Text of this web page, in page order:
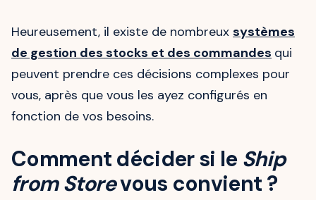
Heureusement, il existe de nombreux systèmes
de gestion des stocks et des commandes qui
peuvent prendre ces décisions complexes pour
vous, après que vous les ayez configurés en
fonction de vos besoins.
Comment décider si le Ship
from Storevous convient ?